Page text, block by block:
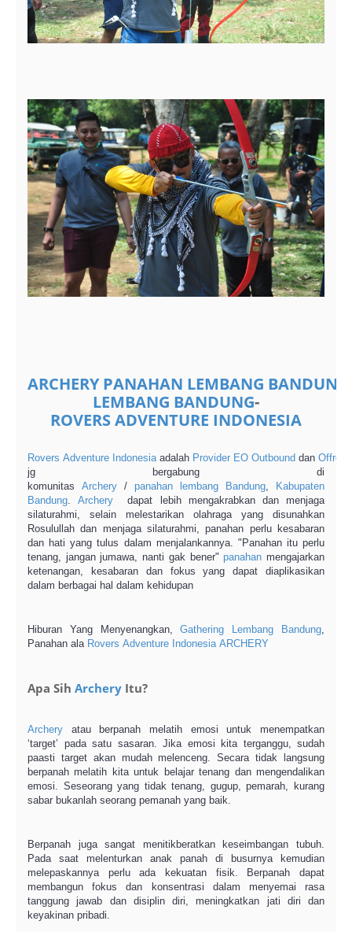
ARCHERY PANAHAN LEMBANG BANDUNG
LEMBANG BANDUNG-
ROVERSADVENTURE INDONESIA
Rovers Adventure Indonesiaadalah Provider EO Outbound dan Offroad
jg bergabung di
komunitas Archery / panahan lembang Bandung,
Kabupaten
Bandung.Archery dapat lebih mengakrabkan dan menjaga
silaturahmi, selain melestarikan olahraga yang disunahkan
Rosulullah dan menjaga silaturahmi, panahan perlu kesabaran
dan hati yang tulus dalam menjalankannya. "Panahan itu perlu
tenang, jangan jumawa, nanti gak bener"panahan mengajarkan
ketenangan, kesabaran dan fokus yang dapat diaplikasikan
dalam berbagai hal dalam kehidupan
Hiburan Yang Menyenangkan,Gathering Lembang Bandung,
Panahan ala Rovers Adventure Indonesia ARCHERY
Apa Sih Archery Itu?
Archery atau berpanah melatih emosi untuk menempatkan
‘target’ pada satu sasaran. Jika emosi kita terganggu, sudah
paasti target akan mudah melenceng. Secara tidak langsung
berpanah melatih kita untuk belajar tenang dan mengendalikan
emosi. Seseorang yang tidak tenang, gugup, pemarah, kurang
sabar bukanlah seorang pemanah yang baik.
Berpanah juga sangat menitikberatkan keseimbangan tubuh.
Pada saat melenturkan anak panah di busurnya kemudian
melepaskannya perlu ada kekuatan fisik. Berpanah dapat
membangun fokus dan konsentrasi dalam menyemai rasa
tanggung jawab dan disiplin diri, meningkatkan jati diri dan
keyakinan pribadi.